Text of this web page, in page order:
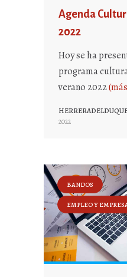
Agenda
2022
Hoy se ha
programa
verano 2022
2022
BANDOS
EMPLEO Y